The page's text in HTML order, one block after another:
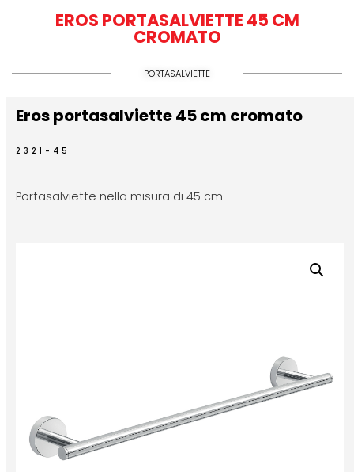
EROS PORTASALVIETTE 45 CM
CROMATO
PORTASALVIETTE
Eros portasalviette 45 cm cromato
2321-45
Portasalviette nella misura di 45 cm